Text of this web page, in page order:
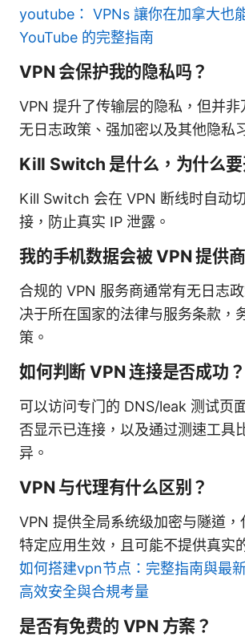
youtube： VPNs 讓你在加拿大也
YouTube 的完整指南
VPN 会保护我的隐私吗？
VPN 提升了传输层的隐私，但并非
无日志政策、强加密以及其他隐私
Kill Switch 是什么，为什么要
Kill Switch 会在 VPN 断线时自动
接，防止真实 IP 泄露。
我的手机数据会被 VPN 提供
合规的 VPN 服务商通常有无日志
决于所在国家的法律与服务条款，
策。
如何判断 VPN 连接是否成功？
可以访问专门的 DNS/leak 测试页
否显示已连接，以及通过测速工具
异。
VPN 与代理有什么区别？
VPN 提供全局系统级加密与隧道，
特定应用生效，且可能不提供真实
如何搭建vpn节点：完整指南與最
高效安全與合規考量
是否有免费的 VPN 方案？